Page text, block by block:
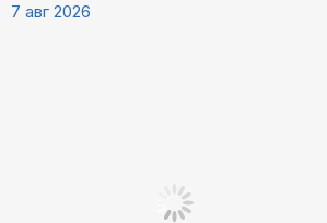
7 авг 2026